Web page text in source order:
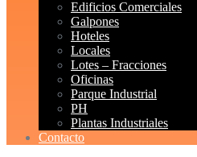
Edificios Comerciales
Galpones
Hoteles
Locales
Lotes – Fracciones
Oficinas
Parque Industrial
PH
Plantas Industriales
Contacto